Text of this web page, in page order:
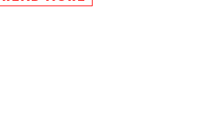
ดซีรีส์ ยังช่วยให้เขาเป็นผู้เล่นคนที่ 7